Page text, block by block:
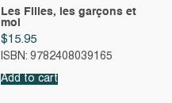
Les Filles, les garçons et
moi
$15.95
ISBN: 9782408039165
Add to cart